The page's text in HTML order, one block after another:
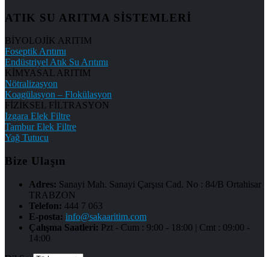
ATIK SU ARITMA SİSTEMLERİ
BİYOLOJİK ARITIM
Foseptik Arıtımı
Endüstriyel Atık Su Arıtımı
KİMYASAL ARITIM
Nötralizasyon
Koagülasyon – Flokülasyon
FİZİKSEL FİLTRASYON
Izgara Elek Filtre
Tambur Elek Filtre
Yağ Tutucu
Bize Ulaşın
Adres: Sanayi Mah. Sanayi Çarşısı Cad. No : 84/B Ortahisar
TRABZON
Telefon: 444 7 063
E-posta: info@sakaaritim.com
Çalışma Saatleri: Pzt - Cum : 9:00 - 18:00 | Cmt : 09:00 -
14:00